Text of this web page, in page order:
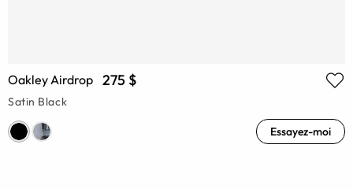
Oakley Airdrop 275 $
Satin Black
Essayez-moi